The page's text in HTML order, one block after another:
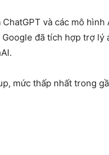
ChatGPT và các mô
đã tích hợp trợ lý
mức thấp nhất trong